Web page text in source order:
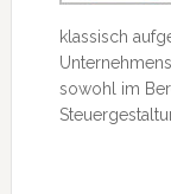
klassisch
sowohl im